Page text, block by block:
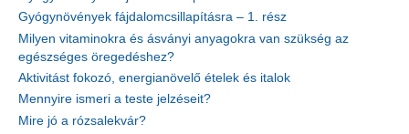
Gyógynövények fájdalomcsillapításra – 1. rész
Milyen vitaminokra és ásványi anyagokra van szükség az
egészséges öregedéshez?
Aktivitást fokozó, energianövelő ételek és italok
Mennyire ismeri a teste jelzéseit?
Mire jó a rózsalekvár?